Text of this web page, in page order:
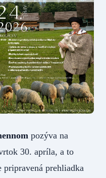
pozýva na
30. apríla, a to
pripravená prehliadka